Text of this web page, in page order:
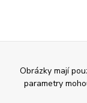
Obrázky mají
parametry